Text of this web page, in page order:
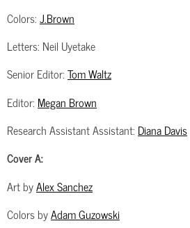
Colors:J.Brown
Letters: Neil Uyetake
Senior Editor:Tom Waltz
Editor: Megan Brown
Research Assistant Assistant: Diana Davis
Cover A:
Art byAlex Sanchez
Colors byAdam Guzowski